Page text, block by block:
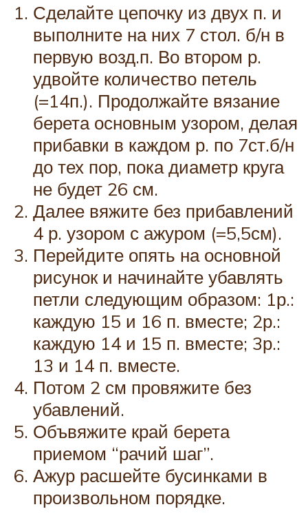
Сделайте цепочку из двух п. и
выполните на них 7 стол. б/н в
первую возд.п. Во втором р.
удвойте количество петель
(=14п.). Продолжайте вязание
берета основным узором, делая
прибавки в каждом р. по 7ст.б/н
до тех пор, пока диаметр круга
не будет 26 см.
Далее вяжите без прибавлений
4 р. узором с ажуром (=5,5см).
Перейдите опять на основной
рисунок и начинайте убавлять
петли следующим образом: 1р.:
каждую 15 и 16 п. вместе; 2р.:
каждую 14 и 15 п. вместе; 3р.:
13 и 14 п. вместе.
Потом 2 см провяжите без
убавлений.
Объвяжите край берета
приемом “рачий шаг”.
Ажур расшейте бусинками в
произвольном порядке.